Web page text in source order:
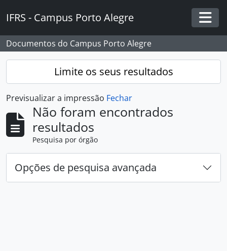
IFRS - Campus Porto Alegre
Documentos do Campus Porto Alegre
Limite os seus resultados
Previsualizar a impressão Fechar
Não foram encontrados
resultados
Pesquisa por órgão
Opções de pesquisa avançada